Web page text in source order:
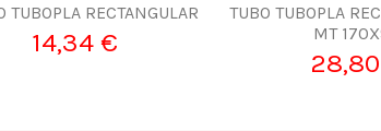
TUBOPLA RECTANGULAR
14,34 €
TUBO TUBOPLA
MT